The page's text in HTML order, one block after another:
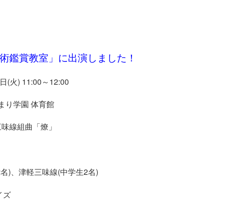
部外部演奏
鑑賞教室」に出演しました！
) 11:00～12:00
学園 体育館
組曲「燎」
)、津軽三味線(中学生2名)
ズ